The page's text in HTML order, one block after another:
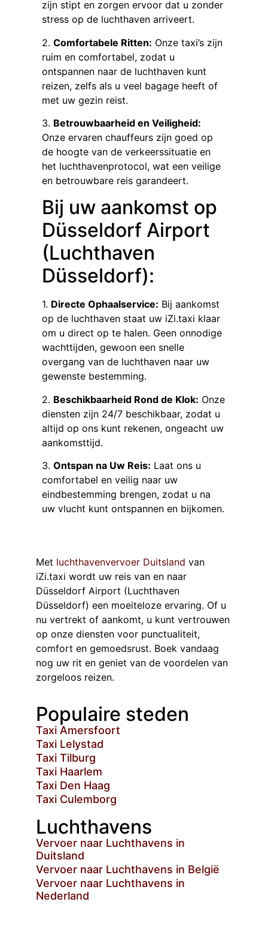
zijn stipt en zorgen ervoor dat u zonder
stress op de luchthaven arriveert.
2. Comfortabele Ritten: Onze taxi’s zijn
ruim en comfortabel, zodat u
ontspannen naar de luchthaven kunt
reizen, zelfs als u veel bagage heeft of
met uw gezin reist.
3. Betrouwbaarheid en Veiligheid:
Onze ervaren chauffeurs zijn goed op
de hoogte van de verkeerssituatie en
het luchthavenprotocol, wat een veilige
en betrouwbare reis garandeert.
Bij uw aankomst op
Düsseldorf Airport
(Luchthaven
Düsseldorf):
1. Directe Ophaalservice: Bij aankomst
op de luchthaven staat uw iZi.taxi klaar
om u direct op te halen. Geen onnodige
wachttijden, gewoon een snelle
overgang van de luchthaven naar uw
gewenste bestemming.
2. Beschikbaarheid Rond de Klok: Onze
diensten zijn 24/7 beschikbaar, zodat u
altijd op ons kunt rekenen, ongeacht uw
aankomsttijd.
3. Ontspan na Uw Reis: Laat ons u
comfortabel en veilig naar uw
eindbestemming brengen, zodat u na
uw vlucht kunt ontspannen en bijkomen.
Met luchthavenvervoer Duitsland van
iZi.taxi wordt uw reis van en naar
Düsseldorf Airport (Luchthaven
Düsseldorf) een moeiteloze ervaring. Of u
nu vertrekt of aankomt, u kunt vertrouwen
op onze diensten voor punctualiteit,
comfort en gemoedsrust. Boek vandaag
nog uw rit en geniet van de voordelen van
zorgeloos reizen.
Populaire steden
Taxi Amersfoort
Taxi Lelystad
Taxi Tilburg
Taxi Haarlem
Taxi Den Haag
Taxi Culemborg
Luchthavens
Vervoer naar Luchthavens in
Duitsland
Vervoer naar Luchthavens in België
Vervoer naar Luchthavens in
Nederland